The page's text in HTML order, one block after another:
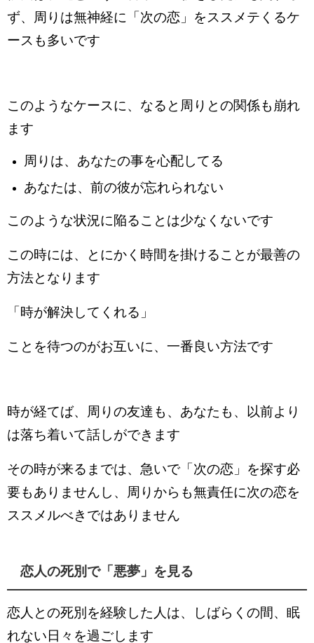
ず、周りは無神経に「次の恋」をススメテくるケ
ースも多いです
このようなケースに、なると周りとの関係も崩れ
ます
周りは、あなたの事を心配してる
あなたは、前の彼が忘れられない
このような状況に陥ることは少なくないです
この時には、とにかく時間を掛けることが最善の
方法となります
「時が解決してくれる」
ことを待つのがお互いに、一番良い方法です
時が経てば、周りの友達も、あなたも、以前より
は落ち着いて話しができます
その時が来るまでは、急いで「次の恋」を探す必
要もありませんし、周りからも無責任に次の恋を
ススメルべきではありません
恋人の死別で「悪夢」を見る
恋人との死別を経験した人は、しばらくの間、眠
れない日々を過ごします